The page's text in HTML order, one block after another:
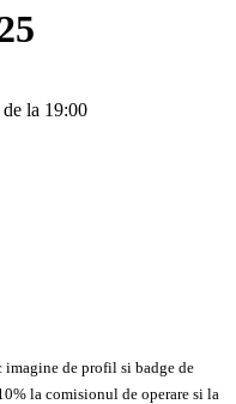
la 19:00
imagine de profil si badge de
la comisionul de operare si la